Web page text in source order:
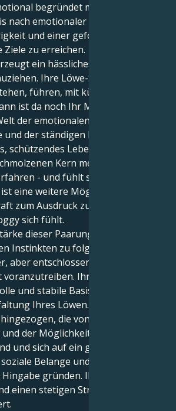
begründet mit einem
nach emotionaler Stabilität,
und einer geförderten
zu erreichen.
ein hässliches und
Ihre Löwe-Sonne möchte
führen, mit kühner Kraft
ist da noch Ihr Mars im Krebs,
der emotionalen Sicherheit, der
der ständigen Bemühungen
schützendes Leben zieht. Das
Kern menschlicher
- und fühlt sich entweder
eine weitere Möglichkeit, Ihre
zum Ausdruck zu bringen, je
sich fühlt.
dieser Paarung liegt in Ihrer
Instinkten zu folgen und die
aber entschlossener
voranzutreiben. Ihr Krebs-Träger
und stabile Basis für die
Ihres Löwen. Sie fühlen sich
die von einem Gefühl
der Möglichkeiten
und sich auf ein gegenseitiges
Belange und eine
gründen. Ihre Vitalität wird
einen stetigen Strom des